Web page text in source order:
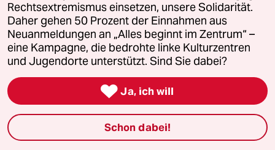
Kandidaten Sanders nicht hat einen
können - ziemlich hohe Punkte auf
der (nach oben offenen) "Merz-Skala"
für die asozialen Interessen der
kapitalbesitzenden Klasse um jeden
Preis... Den rechten Demokraten ist
halt Trump lieber als der Sozialist
"Sanders", bei ihm hätten die
Lobbyisten mehr zu verlieren.
Rechtsextremismus einsetzen, unsere Solidarität.
Daher gehen 50 Prozent der Einnahmen aus
Neuanmeldungen an „Alles beginnt im Zentrum“ –
eine Kampagne, die bedrohte linke Kulturzentren
und Jugendorte unterstützt. Sind Sie dabei?
 Ja, ich will
Schon dabei!